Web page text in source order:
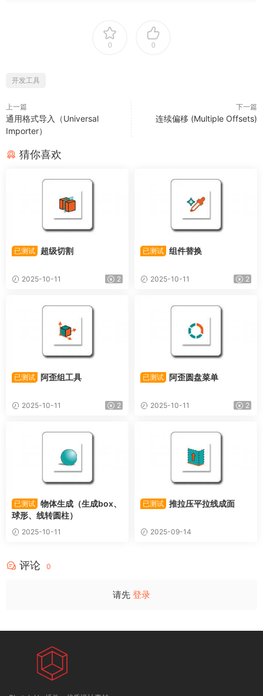
0 0
开发工具
上一篇
通用格式导入（Universal
Importer）
下一篇
连续偏移 (Multiple Offsets)
猜你喜欢
已测试 超级切割
2025-10-11 2
已测试 组件替换
2025-10-11 2
已测试 阿歪组工具
2025-10-11 2
已测试 阿歪圆盘菜单
2025-10-11 2
已测试 物体生成（生成box、
球形、线转圆柱）
2025-10-11
已测试 推拉压平拉线成面
2025-09-14
评论 0
请先 登录